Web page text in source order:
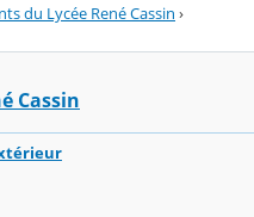
du Lycée René Cassin ›
Cassin